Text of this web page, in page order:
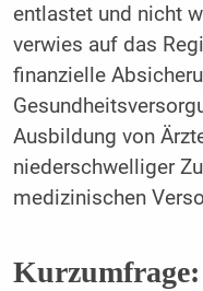
entlastet und nicht
verwies auf das
finanzielle
Ausbildung von
niederschwelliger
medizinischen
Kurzumfrage: